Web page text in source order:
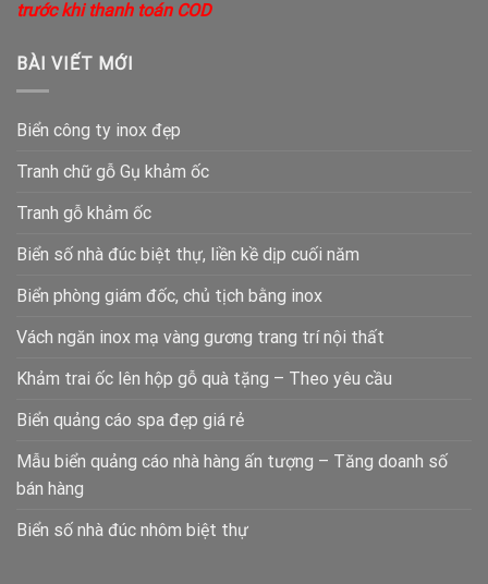
trước khi thanh toán COD
BÀI VIẾT MỚI
Biển công ty inox đẹp
Tranh chữ gỗ Gụ khảm ốc
Tranh gỗ khảm ốc
Biển số nhà đúc biệt thự, liền kề dịp cuối năm
Biển phòng giám đốc, chủ tịch bằng inox
Vách ngăn inox mạ vàng gương trang trí nội thất
Khảm trai ốc lên hộp gỗ quà tặng – Theo yêu cầu
Biển quảng cáo spa đẹp giá rẻ
Mẫu biển quảng cáo nhà hàng ấn tượng – Tăng doanh số
bán hàng
Biển số nhà đúc nhôm biệt thự